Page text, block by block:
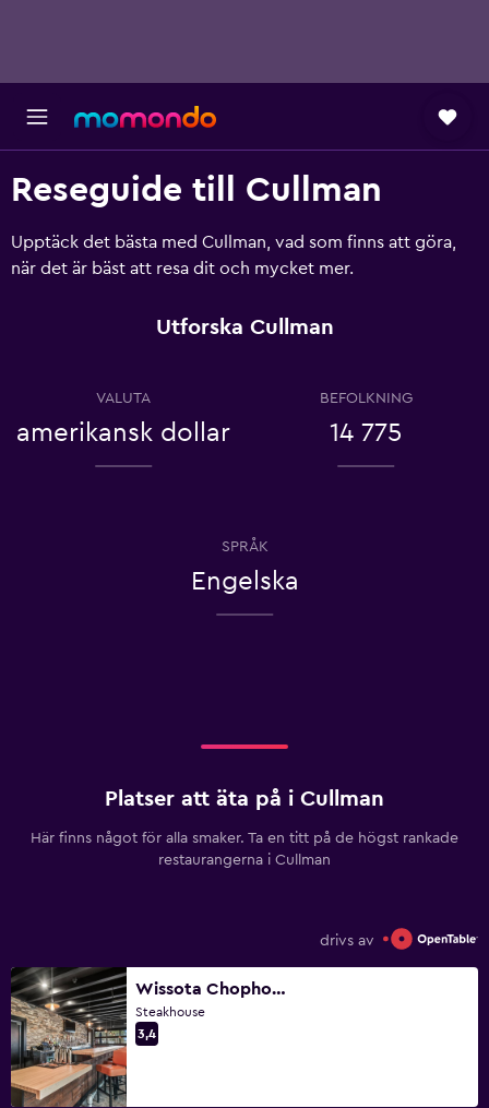
Reseguide till Cullman
Upptäck det bästa med Cullman, vad som finns att göra,
när det är bäst att resa dit och mycket mer.
Utforska Cullman
VALUTA
amerikansk dollar
BEFOLKNING
14 775
SPRÅK
Engelska
Platser att äta på i Cullman
Här finns något för alla smaker. Ta en titt på de högst rankade
restaurangerna i Cullman
drivs av
Wissota Chophouse - Cullman
Steakhouse
3,4